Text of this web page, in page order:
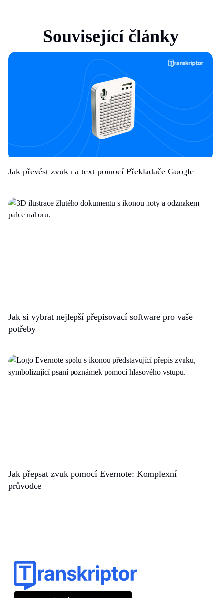
Související články
Jak převést zvuk na text pomocí Překladače Google
Jak si vybrat nejlepší přepisovací software pro vaše
potřeby
Jak přepsat zvuk pomocí Evernote: Komplexní
průvodce